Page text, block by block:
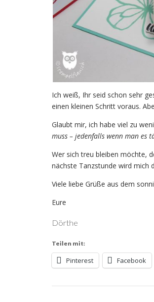
Ich weiß, Ihr seid schon sehr
einen kleinen Schritt voraus.
Glaubt mir, ich habe viel zu
muss – jedenfalls wenn man es
Wer sich treu bleiben möchte,
nächste Tanzstunde wird mich
Viele liebe Grüße aus dem
Eure
Dörthe
Teilen mit:
Pinterest Facebook